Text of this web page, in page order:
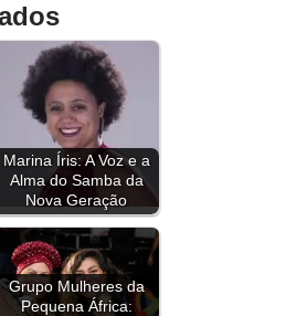
i
n
k
e
d
I
n
h
a
t
s
A
p
p
e
l
e
g
r
a
m
Marina Íris: A Voz e a
Alma do Samba da
Nova Geração
Grupo Mulheres da
Pequena África: